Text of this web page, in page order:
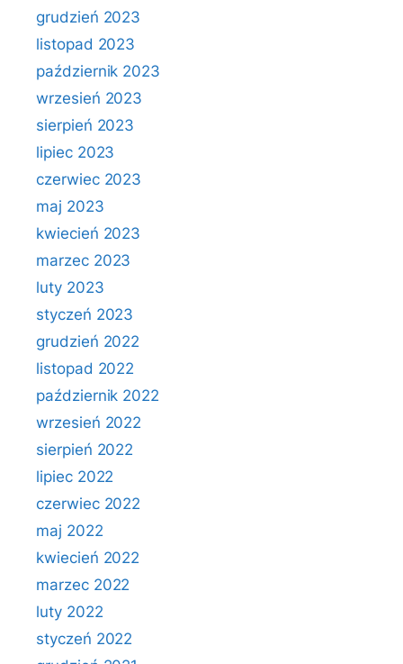
grudzień 2023
listopad 2023
październik 2023
wrzesień 2023
sierpień 2023
lipiec 2023
czerwiec 2023
maj 2023
kwiecień 2023
marzec 2023
luty 2023
styczeń 2023
grudzień 2022
listopad 2022
październik 2022
wrzesień 2022
sierpień 2022
lipiec 2022
czerwiec 2022
maj 2022
kwiecień 2022
marzec 2022
luty 2022
styczeń 2022